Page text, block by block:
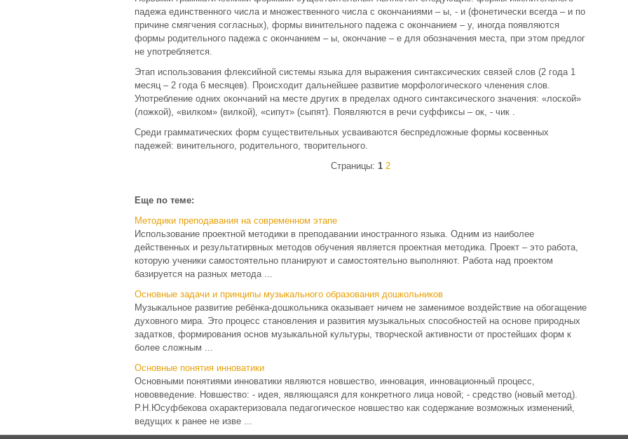
падежа единственного числа и множественного числа с окончаниями – ы, - и (фонетически всегда – и по
причине смягчения согласных), формы винительного падежа с окончанием – у, иногда появляются
формы родительного падежа с окончанием – ы, окончание – е для обозначения места, при этом предлог
не употребляется.
Этап использования флексийной системы языка для выражения синтаксических связей слов (2 года 1
месяц – 2 года 6 месяцев). Происходит дальнейшее развитие морфологического членения слов.
Употребление одних окончаний на месте других в пределах одного синтаксического значения: «лоской»
(ложкой), «вилком» (вилкой), «сипут» (сыпят). Появляются в речи суффиксы – ок, - чик .
Среди грамматических форм существительных усваиваются беспредложные формы косвенных
падежей: винительного, родительного, творительного.
Страницы: 1 2
Еще по теме:
Методики преподавания на современном этапе
Использование проектной методики в преподавании иностранного языка. Одним из наиболее
действенных и результатирвных методов обучения является проектная методика. Проект – это работа,
которую ученики самостоятельно планируют и самостоятельно выполняют. Работа над проектом
базируется на разных метода ...
Основные задачи и принципы музыкального образования дошкольников
Музыкальное развитие ребёнка-дошкольника оказывает ничем не заменимое воздействие на обогащение
духовного мира. Это процесс становления и развития музыкальных способностей на основе природных
задатков, формирования основ музыкальной культуры, творческой активности от простейших форм к
более сложным ...
Основные понятия инноватики
Основными понятиями инноватики являются новшество, инновация, инновационный процесс,
нововведение. Новшество: - идея, являющаяся для конкретного лица новой; - средство (новый метод).
Р.Н.Юсуфбекова охарактеризовала педагогическое новшество как содержание возможных изменений,
ведущих к ранее не изве ...